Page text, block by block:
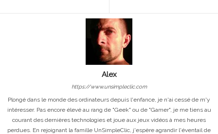
Alex
https://www.unsimpleclic.com
Plongé dans le monde des ordinateurs depuis l'enfance, je n'ai cessé de m'y
intéresser. Pas encore élevé au rang de "Geek" ou de "Gamer", je me tiens au
courant des dernières technologies et joue aux jeux vidéos à mes heures
perdues. En rejoignant la famille UnSimpleClic, j'espère agrandir l'éventail de